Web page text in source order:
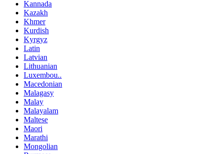
Kannada
Kazakh
Khmer
Kurdish
Kyrgyz
Latin
Latvian
Lithuanian
Luxembou..
Macedonian
Malagasy
Malay
Malayalam
Maltese
Maori
Marathi
Mongolian